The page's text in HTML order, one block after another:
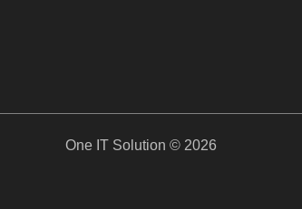
One IT Solution © 2026